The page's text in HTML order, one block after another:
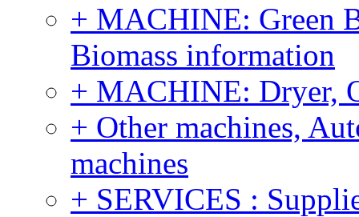
+ MACHINE: Green
Biomass information
+ MACHINE: Dryer,
+ Other machines,
machines
+ SERVICES :